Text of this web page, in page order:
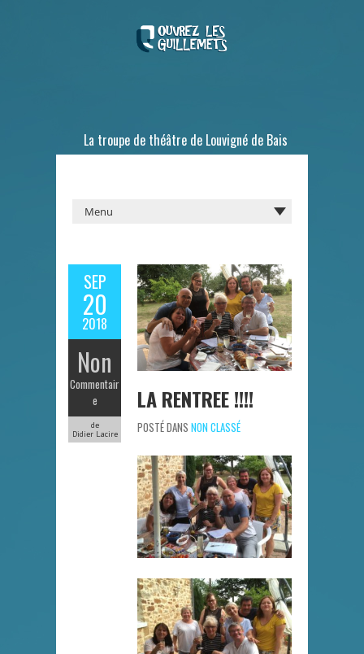
La troupe de théâtre de Louvigné de Bais
SEP
20
2018
Non
Commentair
e
de
Didier Lacire
LA RENTREE !!!!
POSTÉ DANS NON CLASSÉ